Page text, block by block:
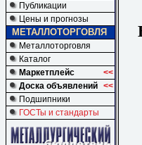
Публикации
Цены и прогнозы
МЕТАЛЛОТОРГОВЛЯ
Металлоторговля
Каталог
Маркетплейс
<<
Доска объявлений <<
Подшипники
ГОСТы и стандарты